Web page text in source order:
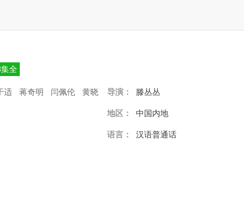
全
适 蒋奇明 闫佩伦
黄晓
导演： 滕丛丛
地区： 中国内地
语言： 汉语普通话